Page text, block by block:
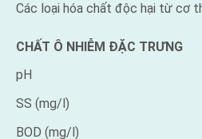
Các loại hóa chất độc hại từ cơ
CHẤT Ô NHIỄM ĐẶC TRƯNG
pH
SS (mg/l)
BOD (mg/l)